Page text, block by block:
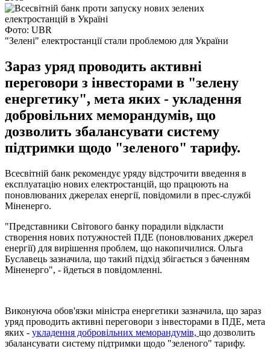
Фото: UBR
"Зелені" електростанції стали проблемою для України
Зараз уряд проводить активні
переговори з інвесторами в "зелену
енергетику", мета яких - укладення
добровільних меморандумів, що
дозволить збалансувати систему
підтримки щодо "зеленого" тарифу.
Всесвітній банк рекомендує уряду відстрочити введення в
експлуатацію нових електростанцій, що працюють на
поновлюваних джерелах енергії, повідомили в прес-службі
Міненерго.
"Представники Світового банку порадили відкласти
створення нових потужностей ПДЕ (поновлюваних джерел
енергії) для вирішення проблем, що накопичилися. Ольга
Буславець зазначила, що такий підхід збігається з баченням
Міненерго", - йдеться в повідомленні.
Виконуюча обов'язки міністра енергетики зазначила, що зараз
уряд проводить активні переговори з інвесторами в ПДЕ, мета
яких - укладення добровільних меморандумів, що дозволить
збалансувати систему підтримки щодо "зеленого" тарифу.